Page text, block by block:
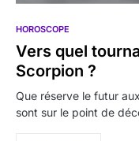
HOROSCOPE
Vers quel
Scorpion ?
Que réserve le futur
sont sur le point de